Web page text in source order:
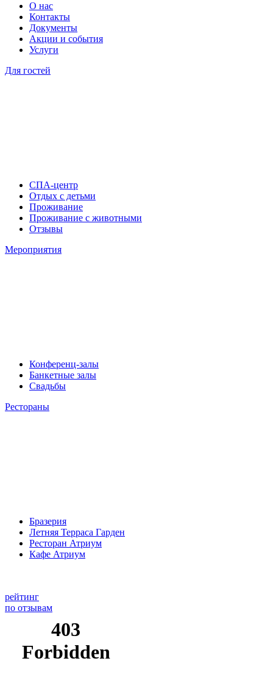
О нас
Контакты
Документы
Акции и события
Услуги
Для гостей
СПА-центр
Отдых с детьми
Проживание
Проживание с животными
Отзывы
Мероприятия
Конференц-залы
Банкетные залы
Свадьбы
Рестораны
Бразерия
Летняя Терраса Гарден
Ресторан Атриум
Кафе Атриум
рейтинг
по отзывам